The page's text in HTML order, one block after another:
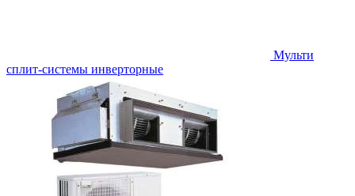
Мульти
сплит-системы инверторные